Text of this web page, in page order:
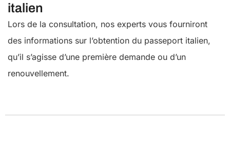
italien
Lors de la consultation, nos experts vous fourniront
des informations sur l’obtention du passeport italien,
qu’il s’agisse d’une première demande ou d’un
renouvellement.